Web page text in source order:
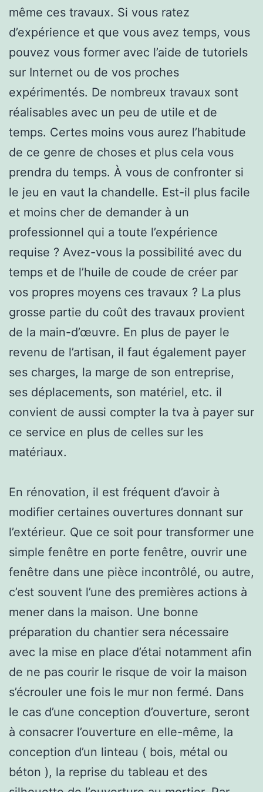
même ces travaux. Si vous ratez
d’expérience et que vous avez temps, vous
pouvez vous former avec l’aide de tutoriels
sur Internet ou de vos proches
expérimentés. De nombreux travaux sont
réalisables avec un peu de utile et de
temps. Certes moins vous aurez l’habitude
de ce genre de choses et plus cela vous
prendra du temps. À vous de confronter si
le jeu en vaut la chandelle. Est-il plus facile
et moins cher de demander à un
professionnel qui a toute l’expérience
requise ? Avez-vous la possibilité avec du
temps et de l’huile de coude de créer par
vos propres moyens ces travaux ? La plus
grosse partie du coût des travaux provient
de la main-d’œuvre. En plus de payer le
revenu de l’artisan, il faut également payer
ses charges, la marge de son entreprise,
ses déplacements, son matériel, etc. il
convient de aussi compter la tva à payer sur
ce service en plus de celles sur les
matériaux.
En rénovation, il est fréquent d’avoir à
modifier certaines ouvertures donnant sur
l’extérieur. Que ce soit pour transformer une
simple fenêtre en porte fenêtre, ouvrir une
fenêtre dans une pièce incontrôlé, ou autre,
c’est souvent l’une des premières actions à
mener dans la maison. Une bonne
préparation du chantier sera nécessaire
avec la mise en place d’étai notamment afin
de ne pas courir le risque de voir la maison
s’écrouler une fois le mur non fermé. Dans
le cas d’une conception d’ouverture, seront
à consacrer l’ouverture en elle-même, la
conception d’un linteau ( bois, métal ou
béton ), la reprise du tableau et des